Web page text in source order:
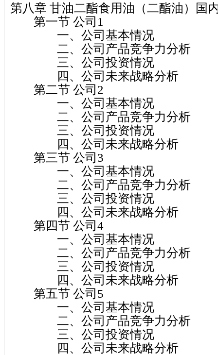
第八章 甘油二酯食用油（二酯油）国
第一节 公司1
一、公司基本情况
二、公司产品竞争力分析
三、公司投资情况
四、公司未来战略分析
第二节 公司2
一、公司基本情况
二、公司产品竞争力分析
三、公司投资情况
四、公司未来战略分析
第三节 公司3
一、公司基本情况
二、公司产品竞争力分析
三、公司投资情况
四、公司未来战略分析
第四节 公司4
一、公司基本情况
二、公司产品竞争力分析
三、公司投资情况
四、公司未来战略分析
第五节 公司5
一、公司基本情况
二、公司产品竞争力分析
三、公司投资情况
四、公司未来战略分析